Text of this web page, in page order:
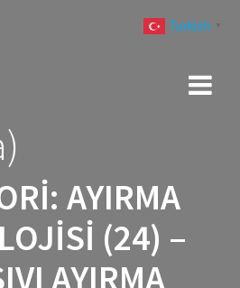
AYIRMA
(24) –
AYIRMA
Turkish ▼